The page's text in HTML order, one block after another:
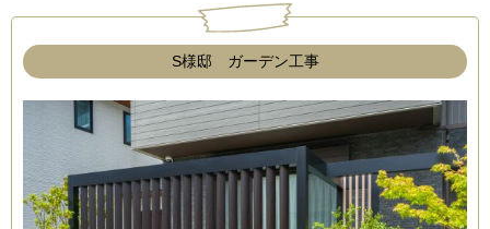
S様邸 ガーデン工事